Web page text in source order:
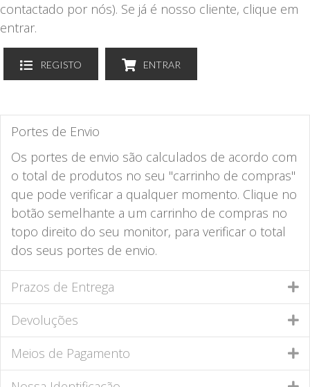
contactado por nós). Se já é nosso cliente, clique em
entrar.
REGISTO ENTRAR
Portes de Envio
Os portes de envio são calculados de acordo com
o total de produtos no seu "carrinho de compras"
que pode verificar a qualquer momento. Clique no
botão semelhante a um carrinho de compras no
topo direito do seu monitor, para verificar o total
dos seus portes de envio.
Prazos de Entrega
Devoluções
Meios de Pagamento